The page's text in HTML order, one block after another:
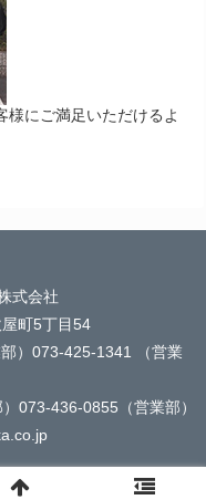
様にご満足いただけるよ
式会社
町5丁目54
）073-425-1341 （営業
073-436-0855（営業部）